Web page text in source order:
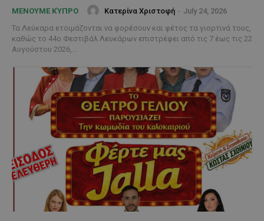
ΜΈΝΟΥΜΕ ΚΎΠΡΟ Κατερίνα Χριστοφή - July 24, 2026
Τα Λεύκαρα ετοιμάζονται να φορέσουν και φέτος τα γιορτινά τους,
καθώς το 44ο Φεστιβάλ Λευκάρων επιστρέφει από τις 7 έως τις 22
Αυγούστου 2026,...